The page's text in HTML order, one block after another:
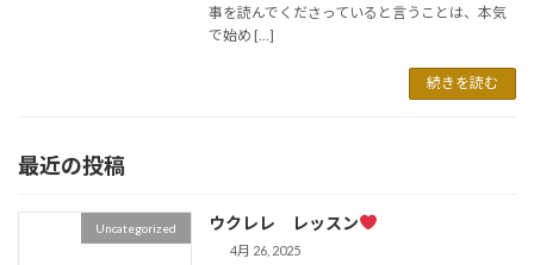
事を読んでくださっていると言うことは、本気
で始め […]
続きを読む
最近の投稿
Uncategorized ウクレレ レッスン
4月 26, 2025